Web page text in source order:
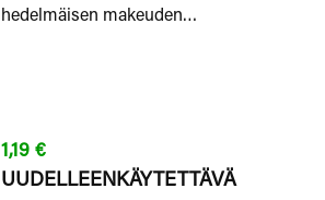
hedelmäisen makeuden
Normaali hinta:
1,19 €
UUDELLEENKÄYTETTÄVÄ